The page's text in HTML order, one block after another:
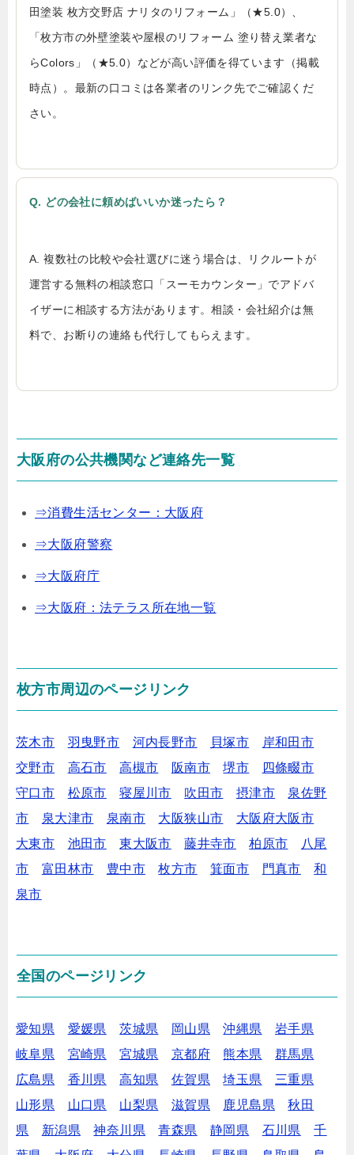
田塗装 枚方交野店 ナリタのリフォーム」（★5.0）、
「枚方市の外壁塗装や屋根のリフォーム 塗り替え業者な
らColors」（★5.0）などが高い評価を得ています（掲載
時点）。最新の口コミは各業者のリンク先でご確認くだ
さい。
Q. どの会社に頼めばいいか迷ったら？
A. 複数社の比較や会社選びに迷う場合は、リクルートが
運営する無料の相談窓口「スーモカウンター」でアドバ
イザーに相談する方法があります。相談・会社紹介は無
料で、お断りの連絡も代行してもらえます。
大阪府の公共機関など連絡先一覧
⇒消費生活センター：大阪府
⇒大阪府警察
⇒大阪府庁
⇒大阪府：法テラス所在地一覧
枚方市周辺のページリンク
茨木市 羽曳野市 河内長野市 貝塚市
岸和田市
交野市
高石市 高槻市 阪南市 堺市
四條畷市
守口市
松原市 寝屋川市 吹田市 摂津市
泉佐野
市
泉大津市 泉南市 大阪狭山市
大阪府大阪市
大東市
池田市 東大阪市 藤井寺市 柏原市
八尾
市
富田林市 豊中市 枚方市 箕面市 門真市
和
泉市
全国のページリンク
愛知県 愛媛県 茨城県 岡山県 沖縄県
岩手県
岐阜県
宮崎県 宮城県 京都府 熊本県
群馬県
広島県
香川県 高知県 佐賀県 埼玉県
三重県
山形県
山口県 山梨県 滋賀県 鹿児島県
秋田
県
新潟県 神奈川県 青森県 静岡県 石川県
千